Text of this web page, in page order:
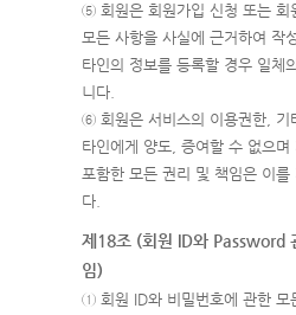
⑤ 회원은 회원가입 신청 또는 회
모든 사항을 사실에 근거하여 작
타인의 정보를 등록할 경우 일체
니다.
⑥ 회원은 서비스의 이용권한, 기
타인에게 양도, 증여할 수 없으
포함한 모든 권리 및 책임은 이를
다.
제18조 (회원 ID와 Password
임)
① 회원 ID와 비밀번호에 관한 모